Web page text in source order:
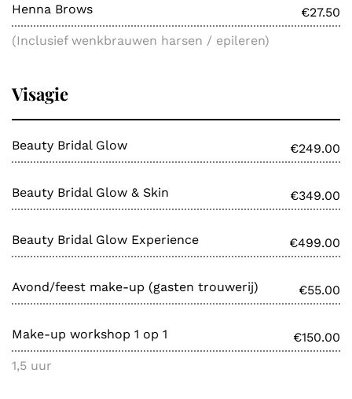
Henna Brows
€27.50
(Inclusief wenkbrauwen harsen / epileren)
Visagie
Beauty Bridal Glow €249.00
Beauty Bridal Glow & Skin €349.00
Beauty Bridal Glow Experience €499.00
Avond/feest make-up (gasten trouwerij) €55.00
Make-up workshop 1 op 1
€150.00
1,5 uur